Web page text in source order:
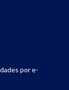
por e-